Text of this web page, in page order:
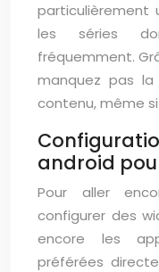
particulièrement
les séries
fréquemment.
manquez pas la
contenu, même
android
Pour aller
configurer des
encore les
préférées